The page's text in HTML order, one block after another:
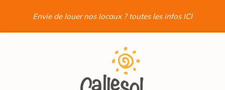
Envie de louer nos locaux ? toutes les infos ICI